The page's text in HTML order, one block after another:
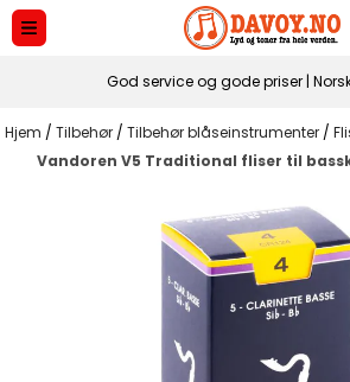
Hopp til innhold
God service og gode priser |
Hjem / Tilbehør / Tilbehør blåseinstrumenter /
Vandoren V5 Traditional fliser til